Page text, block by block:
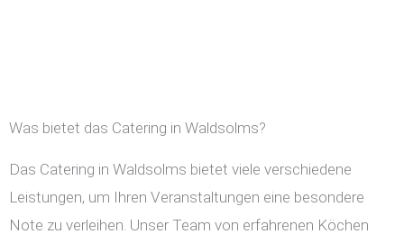
Was bietet das Catering in Waldsolms?
Das Catering in Waldsolms bietet viele verschiedene
Leistungen, um Ihren Veranstaltungen eine besondere
Note zu verleihen. Unser Team von erfahrenen Köchen